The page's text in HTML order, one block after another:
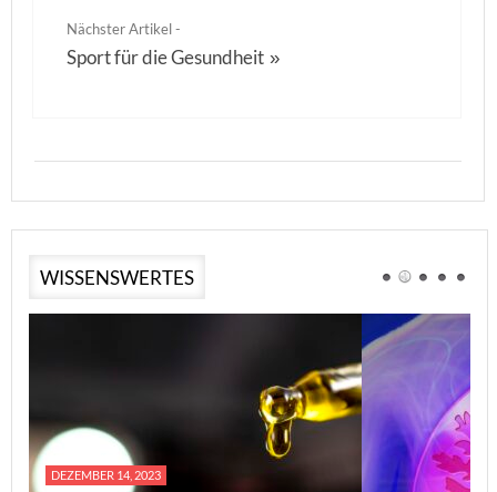
Nächster Artikel -
Sport für die Gesundheit »
WISSENSWERTES
DEZEMBER 14, 2023